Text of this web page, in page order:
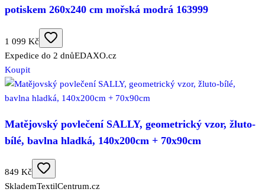
potiskem 260x240 cm mořská modrá 163999
1 099 Kč
Expedice do 2 dnůEDAXO.cz
Koupit
Matějovský povlečení SALLY, geometrický vzor, žluto-
bílé, bavlna hladká, 140x200cm + 70x90cm
849 Kč
SklademTextilCentrum.cz